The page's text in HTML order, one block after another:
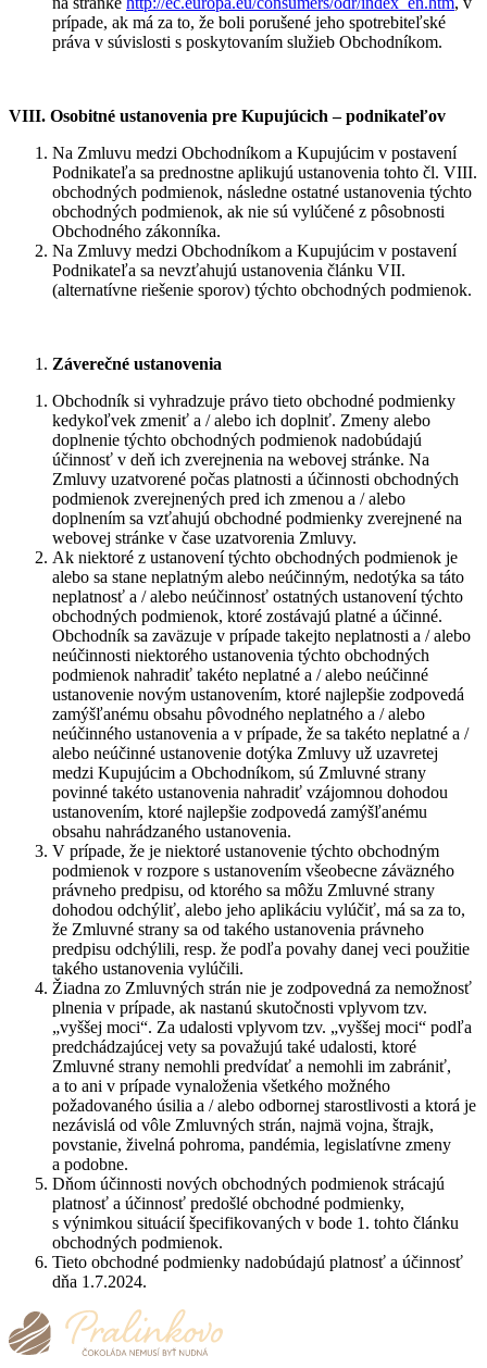
prípade, ak má za to, že boli porušené jeho spotrebiteľské
práva v súvislosti s poskytovaním služieb Obchodníkom.
VIII. Osobitné ustanovenia pre Kupujúcich – podnikateľov
Na Zmluvu medzi Obchodníkom a Kupujúcim v postavení
Podnikateľa sa prednostne aplikujú ustanovenia tohto čl. VIII.
obchodných podmienok, následne ostatné ustanovenia týchto
obchodných podmienok, ak nie sú vylúčené z pôsobnosti
Obchodného zákonníka.
Na Zmluvy medzi Obchodníkom a Kupujúcim v postavení
Podnikateľa sa nevzťahujú ustanovenia článku VII.
(alternatívne riešenie sporov) týchto obchodných podmienok.
Záverečné ustanovenia
Obchodník si vyhradzuje právo tieto obchodné podmienky
kedykoľvek zmeniť a / alebo ich doplniť. Zmeny alebo
doplnenie týchto obchodných podmienok nadobúdajú
účinnosť v deň ich zverejnenia na webovej stránke. Na
Zmluvy uzatvorené počas platnosti a účinnosti obchodných
podmienok zverejnených pred ich zmenou a / alebo
doplnením sa vzťahujú obchodné podmienky zverejnené na
webovej stránke v čase uzatvorenia Zmluvy.
Ak niektoré z ustanovení týchto obchodných podmienok je
alebo sa stane neplatným alebo neúčinným, nedotýka sa táto
neplatnosť a / alebo neúčinnosť ostatných ustanovení týchto
obchodných podmienok, ktoré zostávajú platné a účinné.
Obchodník sa zaväzuje v prípade takejto neplatnosti a / alebo
neúčinnosti niektorého ustanovenia týchto obchodných
podmienok nahradiť takéto neplatné a / alebo neúčinné
ustanovenie novým ustanovením, ktoré najlepšie zodpovedá
zamýšľanému obsahu pôvodného neplatného a / alebo
neúčinného ustanovenia a v prípade, že sa takéto neplatné a /
alebo neúčinné ustanovenie dotýka Zmluvy už uzavretej
medzi Kupujúcim a Obchodníkom, sú Zmluvné strany
povinné takéto ustanovenia nahradiť vzájomnou dohodou
ustanovením, ktoré najlepšie zodpovedá zamýšľanému
obsahu nahrádzaného ustanovenia.
V prípade, že je niektoré ustanovenie týchto obchodným
podmienok v rozpore s ustanovením všeobecne záväzného
právneho predpisu, od ktorého sa môžu Zmluvné strany
dohodou odchýliť, alebo jeho aplikáciu vylúčiť, má sa za to,
že Zmluvné strany sa od takého ustanovenia právneho
predpisu odchýlili, resp. že podľa povahy danej veci použitie
takého ustanovenia vylúčili.
Žiadna zo Zmluvných strán nie je zodpovedná za nemožnosť
plnenia v prípade, ak nastanú skutočnosti vplyvom tzv.
„vyššej moci“. Za udalosti vplyvom tzv. „vyššej moci“ podľa
predchádzajúcej vety sa považujú také udalosti, ktoré
Zmluvné strany nemohli predvídať a nemohli im zabrániť,
a to ani v prípade vynaloženia všetkého možného
požadovaného úsilia a / alebo odbornej starostlivosti a ktorá je
nezávislá od vôle Zmluvných strán, najmä vojna, štrajk,
povstanie, živelná pohroma, pandémia, legislatívne zmeny
a podobne.
Dňom účinnosti nových obchodných podmienok strácajú
platnosť a účinnosť predošlé obchodné podmienky,
s výnimkou situácií špecifikovaných v bode 1. tohto článku
obchodných podmienok.
Tieto obchodné podmienky nadobúdajú platnosť a účinnosť
dňa 1.7.2024.